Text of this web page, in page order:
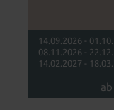
15% sparen!
14.09.2026 -
08.11.2026 -
14.02.2027 -
ab